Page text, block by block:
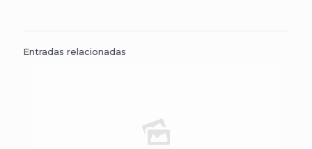
Entradas relacionadas